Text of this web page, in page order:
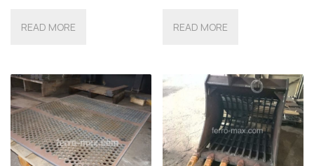
READ MORE READ MORE